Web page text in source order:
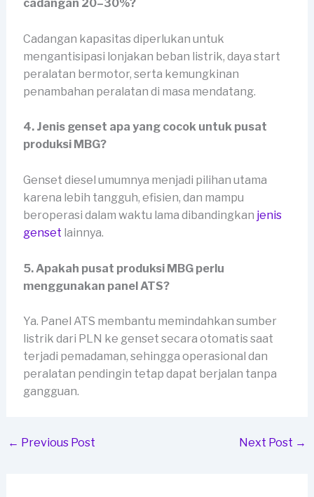
cadangan 20–30%?
Cadangan kapasitas diperlukan untuk
mengantisipasi lonjakan beban listrik, daya start
peralatan bermotor, serta kemungkinan
penambahan peralatan di masa mendatang.
4. Jenis genset apa yang cocok untuk pusat
produksi MBG?
Genset diesel umumnya menjadi pilihan utama
karena lebih tangguh, efisien, dan mampu
beroperasi dalam waktu lama dibandingkan jenis
genset lainnya.
5. Apakah pusat produksi MBG perlu
menggunakan panel ATS?
Ya. Panel ATS membantu memindahkan sumber
listrik dari PLN ke genset secara otomatis saat
terjadi pemadaman, sehingga operasional dan
peralatan pendingin tetap dapat berjalan tanpa
gangguan.
← Previous Post Next Post →